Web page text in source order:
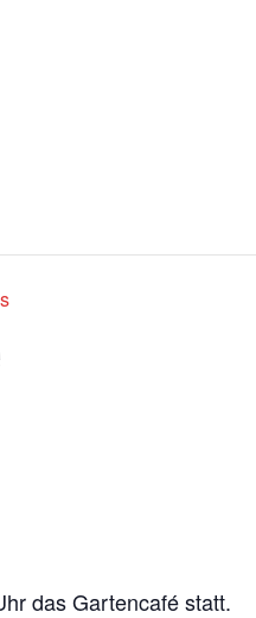
das Gartencafé statt.